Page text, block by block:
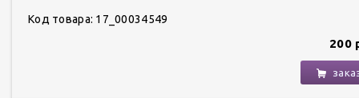
Код товара: 17_00034549
200